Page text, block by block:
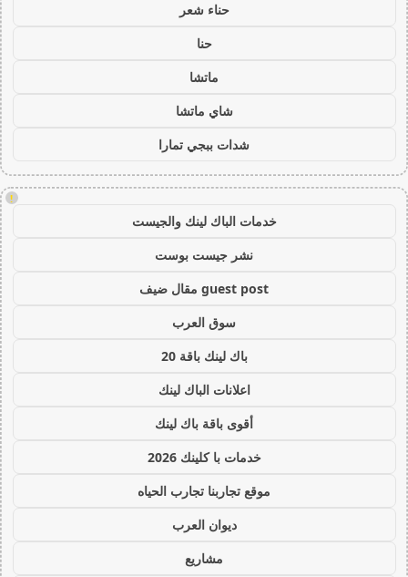
حناء شعر
حنا
ماتشا
شاي ماتشا
شدات ببجي تمارا
!
خدمات الباك لينك والجيست
نشر جيست بوست
guest post مقال ضيف
سوق العرب
باك لينك باقة 20
اعلانات الباك لينك
أقوى باقة باك لينك
خدمات با كلينك 2026
موقع تجاربنا تجارب الحياه
ديوان العرب
مشاريع